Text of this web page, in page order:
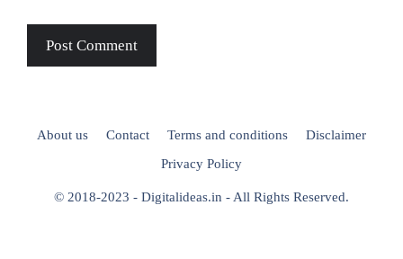
About us Contact Terms and conditions
Disclaimer
Privacy Policy
© 2018-2023 - Digitalideas.in - All Rights Reserved.